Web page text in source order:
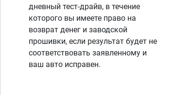
дневный тест-драйв, в течение
которого вы имеете право на
возврат денег и заводской
прошивки, если результат будет не
соответствовать заявленному и
ваш авто исправен.